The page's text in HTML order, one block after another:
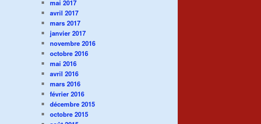
mai 2017
avril 2017
mars 2017
janvier 2017
novembre 2016
octobre 2016
mai 2016
avril 2016
mars 2016
février 2016
décembre 2015
octobre 2015